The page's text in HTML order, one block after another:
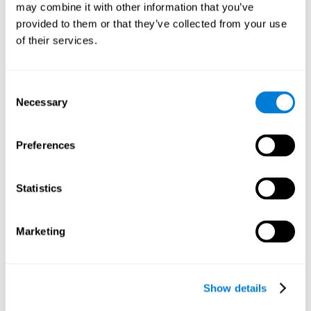
may combine it with other information that you’ve
provided to them or that they’ve collected from your use
of their services.
Selection
Necessary
Preferences
Statistics
Marketing
Show details
Регулярные тренировки с помощью таких игр, как "Space
Rescue" от CogniFit, стимулируют специфический паттерн
нейронной активации. Постоянная стимуляция наших
способностей может способствовать созданию новых